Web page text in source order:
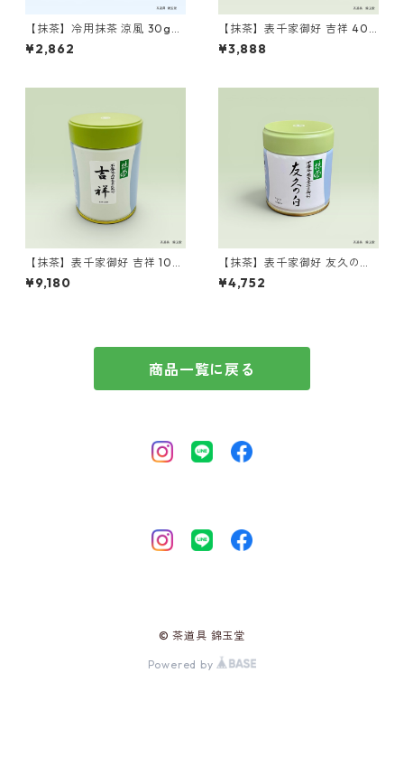
【抹茶】冷用抹茶 涼風 30g
缶 山政小山園製 ／Matcha
Ryofu 30g
¥2,862
【抹茶】表千家御好 吉祥 40g
缶 丸久小山園製 ／Matcha
Kissho 40g
¥3,888
【抹茶】表千家御好 吉祥 100
g缶 丸久小山園製 ／Matcha
Kissho 100g
¥9,180
【抹茶】表千家御好 友久の白
40g缶 丸久小山園製 ／Matc
ha Yukyu no shiro 40g
¥4,752
商品一覧に戻る
© 茶道具 錦玉堂
Powered by